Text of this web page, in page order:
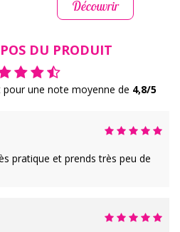
Découvrir
DU PRODUIT
pour une note moyenne de 4,8/5
pratique et prends très peu de